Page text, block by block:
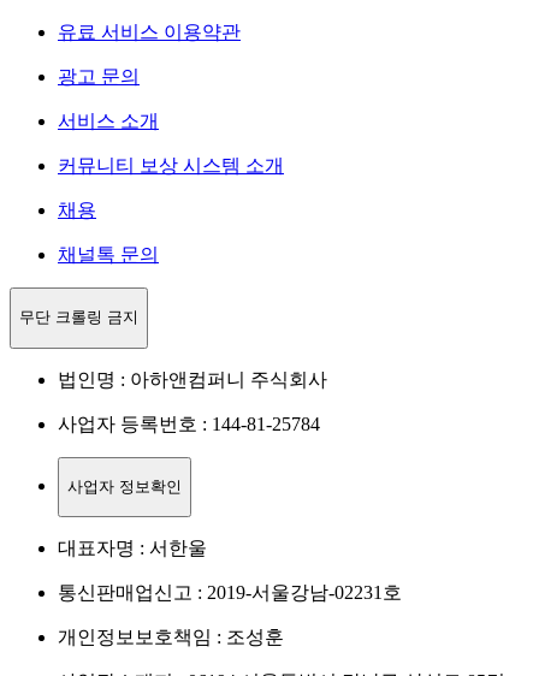
유료 서비스 이용약관
광고 문의
서비스 소개
커뮤니티 보상 시스템 소개
채용
채널톡 문의
무단 크롤링 금지
법인명 : 아하앤컴퍼니 주식회사
사업자 등록번호 : 144-81-25784
사업자 정보확인
대표자명 : 서한울
통신판매업신고 : 2019-서울강남-02231호
개인정보보호책임 : 조성훈